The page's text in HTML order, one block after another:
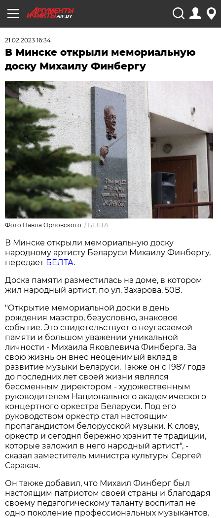
AIF.BY
21.02.2023 16:34
В Минске открыли мемориальную
доску Михаилу Финбергу
Фото Павла Орловского. / БЕЛТА
В Минске открыли мемориальную доску
народному артисту Беларуси Михаилу Финбергу,
передает БЕЛТА.
Доска памяти разместилась на доме, в котором
жил народный артист, по ул. Захарова, 50В.
"Открытие мемориальной доски в день
рождения маэстро, безусловно, знаковое
событие. Это свидетельствует о неугасаемой
памяти и большом уважении уникальной
личности - Михаила Яковлевича Финберга. За
свою жизнь он внес неоценимый вклад в
развитие музыки Беларуси. Также он с 1987 года
до последних лет своей жизни являлся
бессменным директором - художественным
руководителем Национального академического
концертного оркестра Беларуси. Под его
руководством оркестр стал настоящим
пропагандистом белорусской музыки. К слову,
оркестр и сегодня бережно хранит те традиции,
которые заложил в него народный артист", -
сказал заместитель министра культуры Сергей
Саракач.
Он также добавил, что Михаил Финберг был
настоящим патриотом своей страны и благодаря
своему педагогическому таланту воспитал не
одно поколение профессиональных музыкантов.